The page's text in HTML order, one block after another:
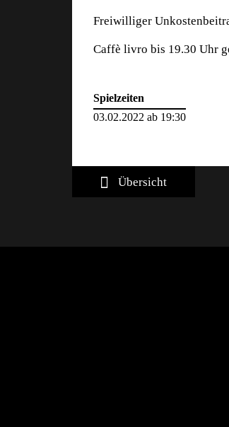
Freiwilliger
Caffè livro bis 19.30 Uhr
Spielzeiten
03.02.2022 ab 19:30
Übersicht